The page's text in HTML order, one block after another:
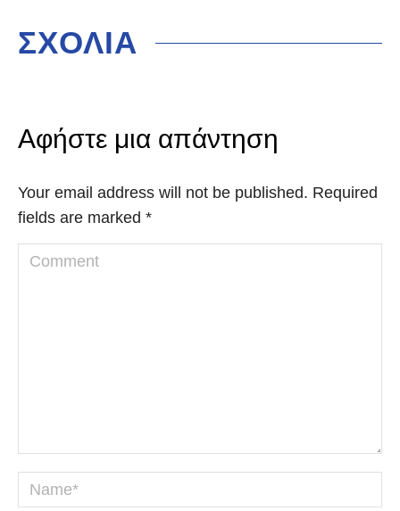
ΣΧΟΛΙΑ
Αφήστε μια απάντηση
Your email address will not be published. Required
fields are marked *
Comment
Name *